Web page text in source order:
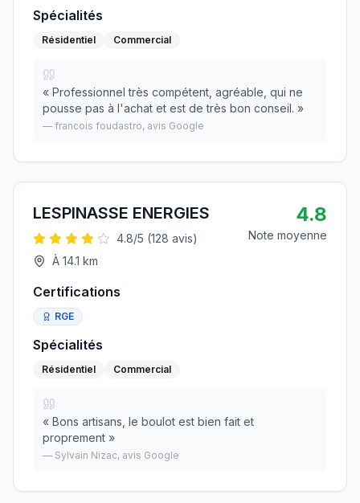
Spécialités
Résidentiel Commercial
« Professionnel très compétent, agréable, qui ne
pousse pas à l'achat et est de très bon conseil. »
— francois foudastro, avis Google
LESPINASSE ENERGIES
4.8/5 (128 avis)
À 14.1 km
4.8
Note moyenne
Certifications
RGE
Spécialités
Résidentiel Commercial
« Bons artisans, le boulot est bien fait et
proprement »
— Sylvain Nizac, avis Google